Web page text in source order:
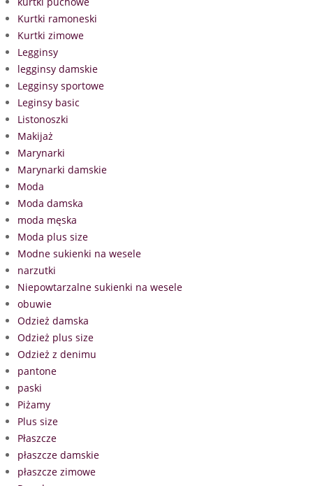
Kurtki ramoneski
Kurtki zimowe
Legginsy
legginsy damskie
Legginsy sportowe
Leginsy basic
Listonoszki
Makijaż
Marynarki
Marynarki damskie
Moda
Moda damska
moda męska
Moda plus size
Modne sukienki na wesele
narzutki
Niepowtarzalne sukienki na wesele
obuwie
Odzież damska
Odzież plus size
Odzież z denimu
pantone
paski
Piżamy
Plus size
Płaszcze
płaszcze damskie
płaszcze zimowe